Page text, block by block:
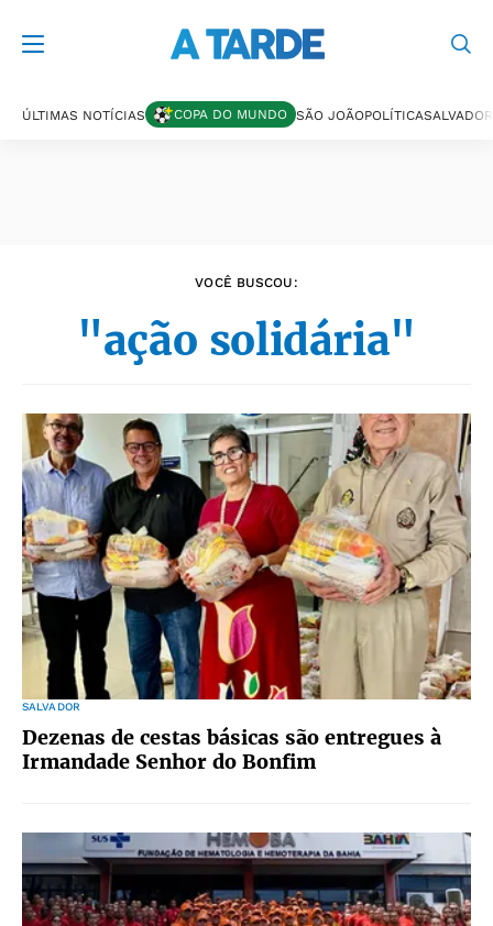
ÚLTIMAS NOTÍCIAS COPA DO MUNDO SÃO JOÃOPOLÍTICASALVADOR
VOCÊ BUSCOU:
"ação solidária"
SALVADOR
Dezenas de cestas básicas são entregues à
Irmandade Senhor do Bonfim